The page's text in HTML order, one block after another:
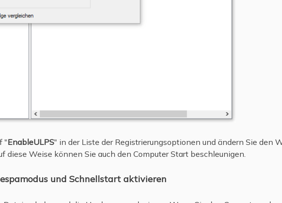
"EnableULPS" in der Liste der Registrierungsoptionen und ändern Sie den
diese Weise können Sie auch den Computer Start beschleunigen.
und Schnellstart aktivieren